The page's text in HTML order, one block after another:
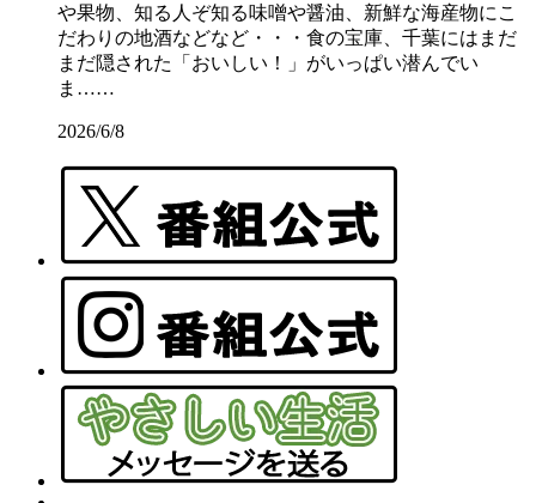
や果物、知る人ぞ知る味噌や醤油、新鮮な海産物にこ
だわりの地酒などなど・・・食の宝庫、千葉にはまだ
まだ隠された「おいしい！」がいっぱい潜んでい
ま……
2026/6/8